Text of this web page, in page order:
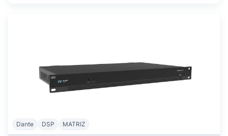
Dante DSP MATRIZ